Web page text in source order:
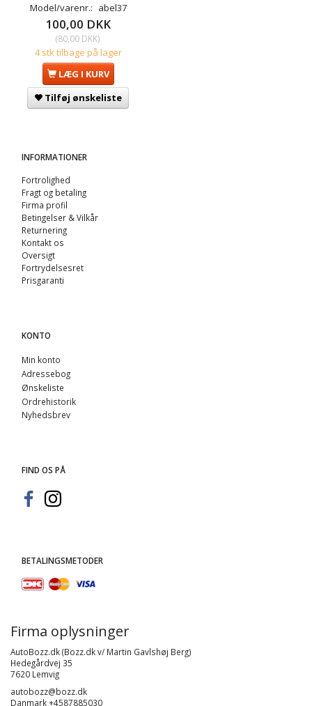
Model/varenr.: abel37
100,00 DKK
(80,00 DKK)
4 stk tilbage på lager
LÆG I KURV
Tilføj ønskeliste
INFORMATIONER
Fortrolighed
Fragt og betaling
Firma profil
Betingelser & Vilkår
Returnering
Kontakt os
Oversigt
Fortrydelsesret
Prisgaranti
KONTO
Min konto
Adressebog
Ønskeliste
Ordrehistorik
Nyhedsbrev
FIND OS PÅ
BETALINGSMETODER
Firma oplysninger
AutoBozz.dk (Bozz.dk v/ Martin Gavlshøj Berg)
Hedegårdvej 35
7620 Lemvig
autobozz@bozz.dk
Danmark +4587885030